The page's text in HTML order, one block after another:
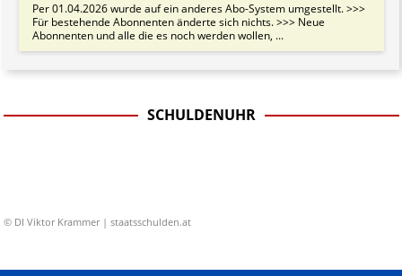
Per 01.04.2026 wurde auf ein anderes Abo-System umgestellt. >>>
Für bestehende Abonnenten änderte sich nichts. >>> Neue
Abonnenten und alle die es noch werden wollen, ...
SCHULDENUHR
© DI Viktor Krammer | staatsschulden.at